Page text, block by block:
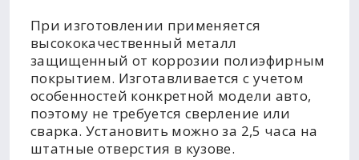
При изготовлении применяется
высококачественный металл
защищенный от коррозии полиэфирным
покрытием. Изготавливается с учетом
особенностей конкретной модели авто,
поэтому не требуется сверление или
сварка. Установить можно за 2,5 часа на
штатные отверстия в кузове.